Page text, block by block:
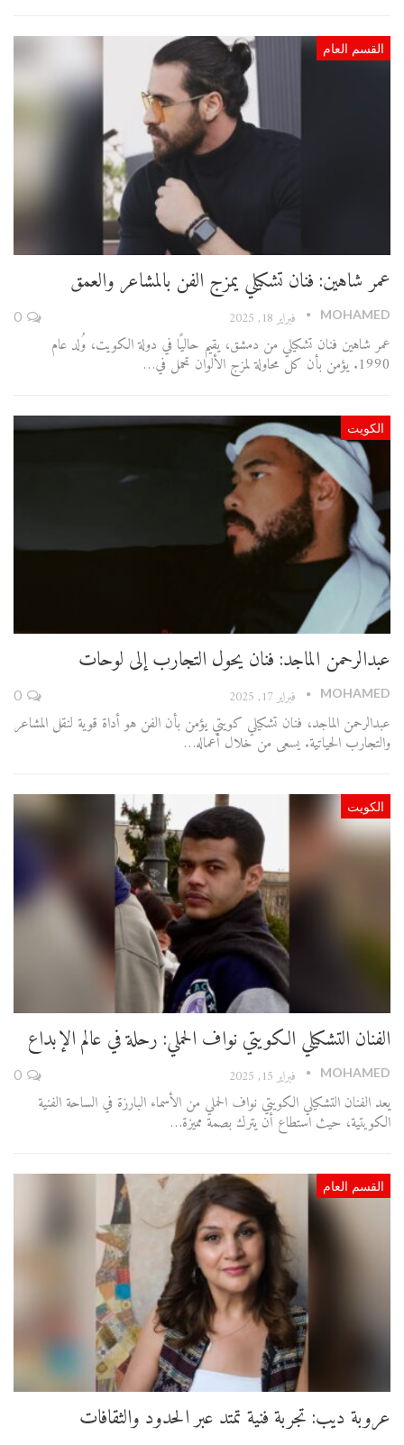
القسم العام
عمر شاهين: فنان تشكيلي يمزج الفن بالمشاعر والعمق
MOHAMED فبراير 18, 2025
عمر شاهين فنان تشكيلي من دمشق، يقيم حاليًا في دولة الكويت، وُلد عام
1990. يؤمن بأن كل محاولة لمزج الألوان تحمل في…
الكويت
عبدالرحمن الماجد: فنان يحول التجارب إلى لوحات
MOHAMED فبراير 17, 2025
عبدالرحمن الماجد، فنان تشكيلي كويتي يؤمن بأن الفن هو أداة قوية لنقل المشاعر
والتجارب الحياتية. يسعى من خلال أعماله…
الكويت
الفنان التشكيلي الكويتي نواف الحملي: رحلة في عالم الإبداع
MOHAMED فبراير 15, 2025
يعد الفنان التشكيلي الكويتي نواف الحملي من الأسماء البارزة في الساحة الفنية
الكويتية، حيث استطاع أن يترك بصمة مميزة…
القسم العام
عروبة ديب: تجربة فنية تمتد عبر الحدود والثقافات